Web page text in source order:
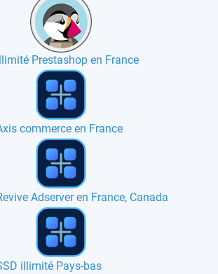
Prestashop en France
en France
en France, Europe
en France, Canada